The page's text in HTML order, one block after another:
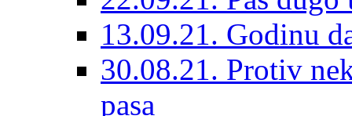
13.09.21. Godinu
30.08.21. Protiv
pasa